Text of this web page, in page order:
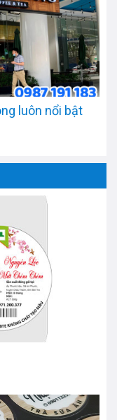
luôn nổi bật